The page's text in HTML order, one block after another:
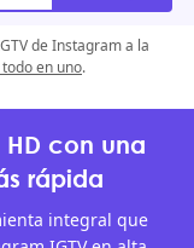
de Instagram a la
en uno.
HD con una
rápida
integral que